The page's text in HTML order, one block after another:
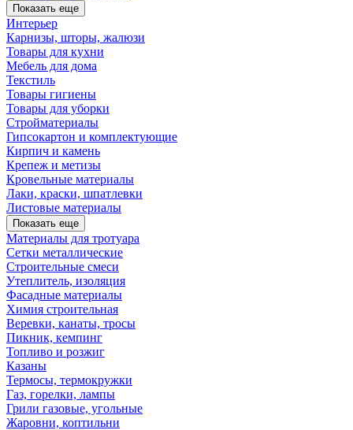
Показать еще
Интерьер
Карнизы, шторы, жалюзи
Товары для кухни
Мебель для дома
Текстиль
Товары гигиены
Товары для уборки
Стройматериалы
Гипсокартон и комплектующие
Кирпич и камень
Крепеж и метизы
Кровельные материалы
Лаки, краски, шпатлевки
Листовые материалы
Показать еще
Материалы для тротуара
Сетки металлические
Строительные смеси
Утеплитель, изоляция
Фасадные материалы
Химия строительная
Веревки, канаты, тросы
Пикник, кемпинг
Топливо и розжиг
Казаны
Термосы, термокружки
Газ, горелки, лампы
Грили газовые, угольные
Жаровни, коптильни